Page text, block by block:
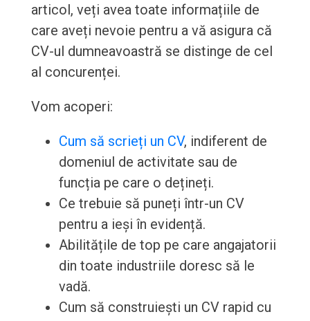
articol, veți avea toate informațiile de
care aveți nevoie pentru a vă asigura că
CV-ul dumneavoastră se distinge de cel
al concurenței.
Vom acoperi:
Cum să scrieți un CV, indiferent de
domeniul de activitate sau de
funcția pe care o dețineți.
Ce trebuie să puneți într-un CV
pentru a ieși în evidență.
Abilitățile de top pe care angajatorii
din toate industriile doresc să le
vadă.
Cum să construiești un CV rapid cu